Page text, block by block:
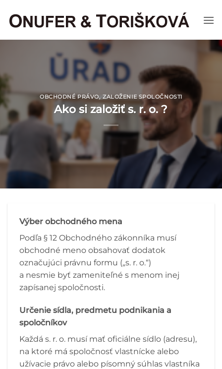
content
OBCHODNÉ PRÁVO,ZALOŽENIE SPOLOČNOSTI
Ako si založiť s. r. o. ?
Výber obchodného mena
Podľa § 12 Obchodného zákonníka musí
obchodné meno obsahovať dodatok
označujúci právnu formu („s. r. o.“)
a nesmie byť zameniteľné s menom inej
zapísanej spoločnosti.
Určenie sídla, predmetu podnikania a
spoločníkov
Každá s. r. o. musí mať oficiálne sídlo (adresu),
na ktoré má spoločnosť vlastnícke alebo
užívacie právo alebo písomný súhlas vlastníka